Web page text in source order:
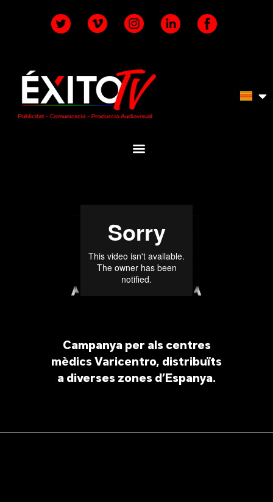
Campanya per als centres
mèdics Varicentro, distribuïts
a diverses zones d’Espanya.